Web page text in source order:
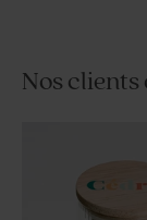
Nos clients